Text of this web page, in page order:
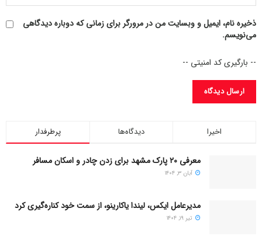
ذخیره نام، ایمیل و وبسایت من در مرورگر برای زمانی که دوباره دیدگاهی
می‌نویسم.
-- بارگیری کد امنیتی --
پرطرفدار دیدگاه‌ها اخیرا
معرفی ۲۰ پارک مشهد برای زدن چادر و اسکان مسافر
آبان ۳, ۱۴۰۴
مدیرعامل ایکس، لیندا یاکارینو، از سمت خود کناره‌گیری کرد
تیر ۱۹, ۱۴۰۴